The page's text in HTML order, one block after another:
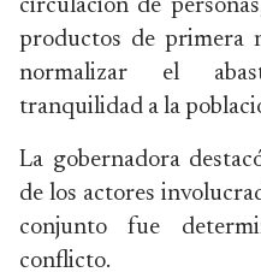
circulación de
productos de primera
normalizar el
tranquilidad a la
La gobernadora
de los actores
conjunto fue
conflicto.